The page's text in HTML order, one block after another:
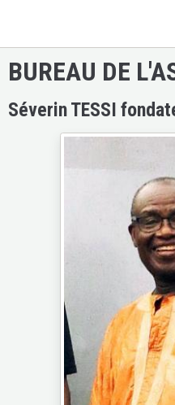
BUREAU DE
Séverin TESSI